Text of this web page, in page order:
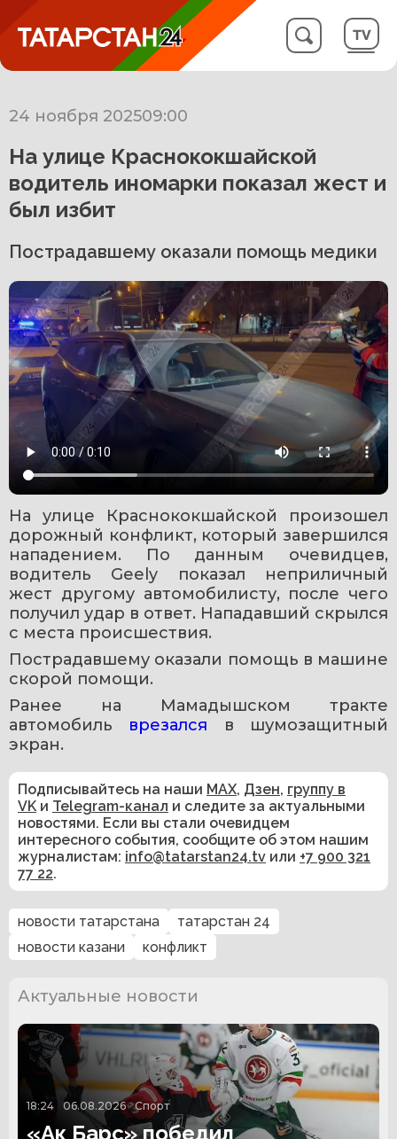
24 ноября 202509:00
На улице Краснококшайской
водитель иномарки показал жест и
был избит
Пострадавшему оказали помощь медики
На улице Краснококшайской произошел
дорожный конфликт, который завершился
нападением. По данным очевидцев,
водитель Geely показал неприличный
жест другому автомобилисту, после чего
получил удар в ответ. Нападавший скрылся
с места происшествия.
Пострадавшему оказали помощь в машине
скорой помощи.
Ранее на Мамадышском тракте
автомобиль врезался
в шумозащитный
экран.
Подписывайтесь на наши MAX, Дзен, группу в
VK и Telegram-канал и следите за актуальными
новостями. Если вы стали очевидцем
интересного события, сообщите об этом нашим
журналистам: info@tatarstan24.tv или +7 900 321
77 22.
новости татарстана
татарстан 24
новости казани
конфликт
Актуальные новости
18:24 06.08.2026 Спорт
«Ак Барс» победил